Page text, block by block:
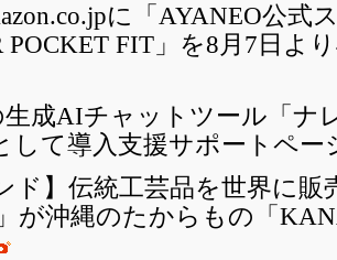
に「AYANEO公式
POCKET FIT」を8月7日よ
生成AIチャットツール「ナ
して導入支援サポートペー
ド】伝統工芸品を世界に販
」が沖縄のたからもの「